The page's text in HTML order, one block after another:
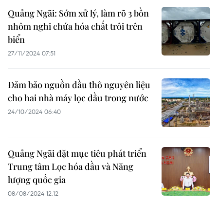
Quảng Ngãi: Sớm xử lý, làm rõ 3 bồn
nhôm nghi chứa hóa chất trôi trên
biển
27/11/2024 07:51
Đảm bảo nguồn dầu thô nguyên liệu
cho hai nhà máy lọc dầu trong nước
24/10/2024 06:40
Quảng Ngãi đặt mục tiêu phát triển
Trung tâm Lọc hóa dầu và Năng
lượng quốc gia
08/08/2024 12:12